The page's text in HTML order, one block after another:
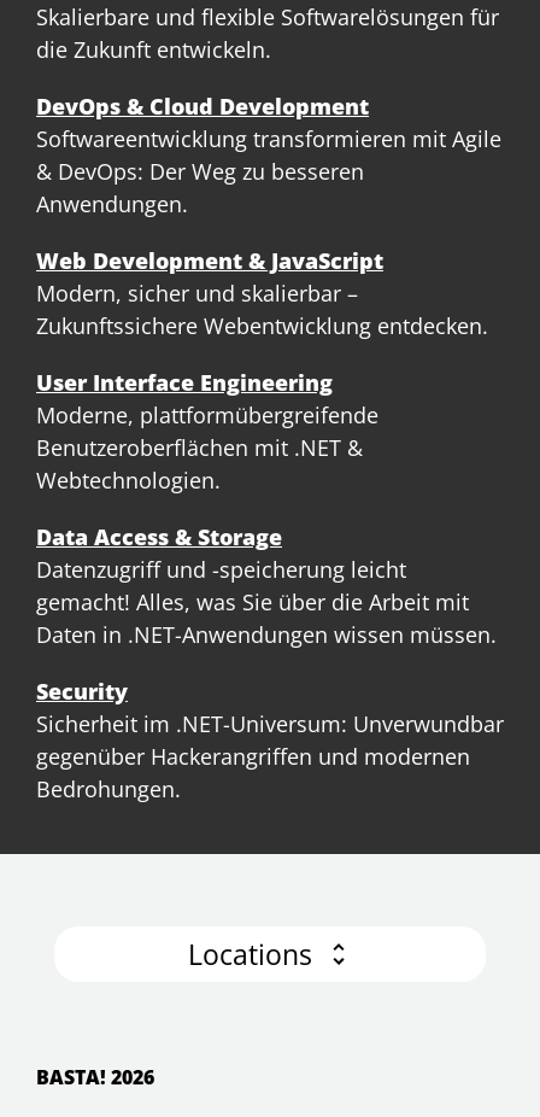
Skalierbare und flexible Softwarelösungen für
die Zukunft entwickeln.
DevOps & Cloud Development
Softwareentwicklung transformieren mit Agile
& DevOps: Der Weg zu besseren
Anwendungen.
Web Development & JavaScript
Modern, sicher und skalierbar –
Zukunftssichere Webentwicklung entdecken.
User Interface Engineering
Moderne, plattformübergreifende
Benutzeroberflächen mit .NET &
Webtechnologien.
Data Access & Storage
Datenzugriff und -speicherung leicht
gemacht! Alles, was Sie über die Arbeit mit
Daten in .NET-Anwendungen wissen müssen.
Security
Sicherheit im .NET-Universum: Unverwundbar
gegenüber Hackerangriffen und modernen
Bedrohungen.
Locations
BASTA! 2026